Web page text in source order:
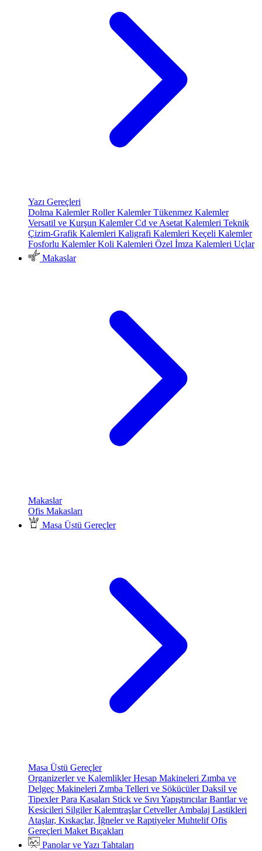
Yazı Gereçleri
Dolma KalemlerRoller KalemlerTükenmez Kalemler
Versatil ve Kurşun KalemlerCd ve Asetat Kalemleri Teknik
Çizim-Grafik Kalemleri Kaligrafi Kalemleri Keçeli Kalemler
Fosforlu KalemlerKoli Kalemleri Özel İmza Kalemleri Uçlar
Makaslar
Makaslar
Ofis Makasları
Masa Üstü Gereçler
Masa Üstü Gereçler
Organizerler ve KalemliklerHesap Makineleri Zımba ve
Delgeç Makineleri Zımba Telleri ve SökücülerDaksil ve
TipexlerPara Kasaları Stick ve Sıvı YapıştırıcılarBantlar ve
Kesicileri SilgilerKalemtraşlarCetvellerAmbalaj Lastikleri
Ataşlar, Kıskaçlar, İğneler ve RaptiyelerMuhtelif Ofis
Gereçleri Maket Bıçakları
Panolar ve Yazı Tahtaları